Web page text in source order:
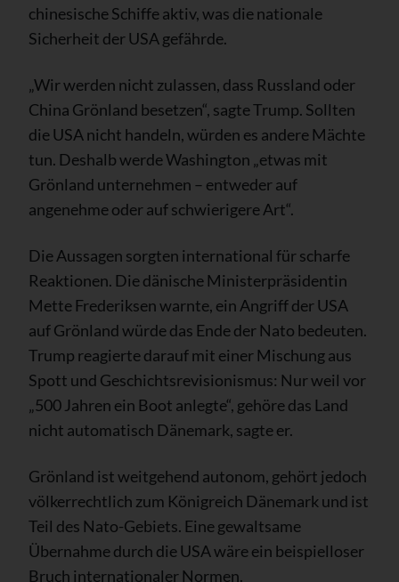
chinesische Schiffe aktiv, was die nationale
Sicherheit der USA gefährde.
„Wir werden nicht zulassen, dass Russland oder
China Grönland besetzen“, sagte Trump. Sollten
die USA nicht handeln, würden es andere Mächte
tun. Deshalb werde Washington „etwas mit
Grönland unternehmen – entweder auf
angenehme oder auf schwierigere Art“.
Die Aussagen sorgten international für scharfe
Reaktionen. Die dänische Ministerpräsidentin
Mette Frederiksen warnte, ein Angriff der USA
auf Grönland würde das Ende der Nato bedeuten.
Trump reagierte darauf mit einer Mischung aus
Spott und Geschichtsrevisionismus: Nur weil vor
„500 Jahren ein Boot anlegte“, gehöre das Land
nicht automatisch Dänemark, sagte er.
Grönland ist weitgehend autonom, gehört jedoch
völkerrechtlich zum Königreich Dänemark und ist
Teil des Nato-Gebiets. Eine gewaltsame
Übernahme durch die USA wäre ein beispielloser
Bruch internationaler Normen.